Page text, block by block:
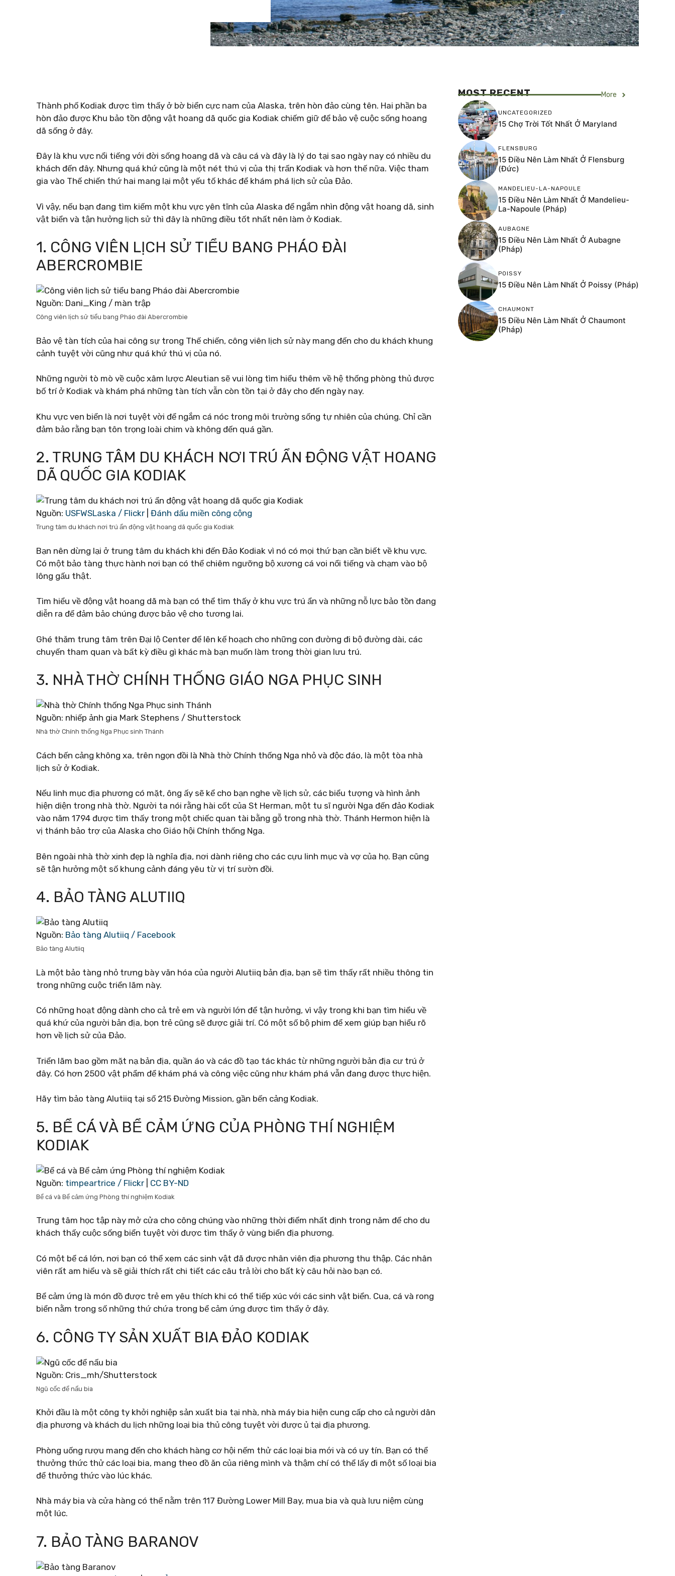
Thành phố Kodiak được tìm thấy ở bờ biển cực nam của Alaska, trên hòn đảo cùng tên. Hai phần ba
hòn đảo được Khu bảo tồn động vật hoang dã quốc gia Kodiak chiếm giữ để bảo vệ cuộc sống hoang
dã sống ở đây.
Đây là khu vực nổi tiếng với đời sống hoang dã và câu cá và đây là lý do tại sao ngày nay có nhiều du
khách đến đây. Nhưng quá khứ cũng là một nét thú vị của thị trấn Kodiak và hơn thế nữa. Việc tham
gia vào Thế chiến thứ hai mang lại một yếu tố khác để khám phá lịch sử của Đảo.
Vì vậy, nếu bạn đang tìm kiếm một khu vực yên tĩnh của Alaska để ngắm nhìn động vật hoang dã, sinh
vật biển và tận hưởng lịch sử thì đây là những điều tốt nhất nên làm ở Kodiak.
1. CÔNG VIÊN LỊCH SỬ TIỂU BANG PHÁO ĐÀI
ABERCROMBIE
Nguồn: Dani_King / màn trập
Công viên lịch sử tiểu bang Pháo đài Abercrombie
Bảo vệ tàn tích của hai công sự trong Thế chiến, công viên lịch sử này mang đến cho du khách khung
cảnh tuyệt vời cũng như quá khứ thú vị của nó.
Những người tò mò về cuộc xâm lược Aleutian sẽ vui lòng tìm hiểu thêm về hệ thống phòng thủ được
bố trí ở Kodiak và khám phá những tàn tích vẫn còn tồn tại ở đây cho đến ngày nay.
Khu vực ven biển là nơi tuyệt vời để ngắm cá nóc trong môi trường sống tự nhiên của chúng. Chỉ cần
đảm bảo rằng bạn tôn trọng loài chim và không đến quá gần.
2. TRUNG TÂM DU KHÁCH NƠI TRÚ ẨN ĐỘNG VẬT HOANG
DÃ QUỐC GIA KODIAK
Nguồn: USFWSLaska / Flickr Đánh dấu miền công cộng
Trung tâm du khách nơi trú ẩn động vật hoang dã quốc gia Kodiak
Bạn nên dừng lại ở trung tâm du khách khi đến Đảo Kodiak vì nó có mọi thứ bạn cần biết về khu vực.
Có một bảo tàng thực hành nơi bạn có thể chiêm ngưỡng bộ xương cá voi nổi tiếng và chạm vào bộ
lông gấu thật.
Tìm hiểu về động vật hoang dã mà bạn có thể tìm thấy ở khu vực trú ẩn và những nỗ lực bảo tồn đang
diễn ra để đảm bảo chúng được bảo vệ cho tương lai.
Ghé thăm trung tâm trên Đại lộ Center để lên kế hoạch cho những con đường đi bộ đường dài, các
chuyến tham quan và bất kỳ điều gì khác mà bạn muốn làm trong thời gian lưu trú.
3. NHÀ THỜ CHÍNH THỐNG GIÁO NGA PHỤC SINH
Nguồn: nhiếp ảnh gia Mark Stephens / Shutterstock
Nhà thờ Chính thống Nga Phục sinh Thánh
Cách bến cảng không xa, trên ngọn đồi là Nhà thờ Chính thống Nga nhỏ và độc đáo, là một tòa nhà
lịch sử ở Kodiak.
Nếu linh mục địa phương có mặt, ông ấy sẽ kể cho bạn nghe về lịch sử, các biểu tượng và hình ảnh
hiện diện trong nhà thờ. Người ta nói rằng hài cốt của St Herman, một tu sĩ người Nga đến đảo Kodiak
vào năm 1794 được tìm thấy trong một chiếc quan tài bằng gỗ trong nhà thờ. Thánh Hermon hiện là
vị thánh bảo trợ của Alaska cho Giáo hội Chính thống Nga.
Bên ngoài nhà thờ xinh đẹp là nghĩa địa, nơi dành riêng cho các cựu linh mục và vợ của họ. Bạn cũng
sẽ tận hưởng một số khung cảnh đáng yêu từ vị trí sườn đồi.
4. BẢO TÀNG ALUTIIQ
Nguồn: Bảo tàng Alutiiq / Facebook
Bảo tàng Alutiiq
Là một bảo tàng nhỏ trưng bày văn hóa của người Alutiiq bản địa, bạn sẽ tìm thấy rất nhiều thông tin
trong những cuộc triển lãm này.
Có những hoạt động dành cho cả trẻ em và người lớn để tận hưởng, vì vậy trong khi bạn tìm hiểu về
quá khứ của người bản địa, bọn trẻ cũng sẽ được giải trí. Có một số bộ phim để xem giúp bạn hiểu rõ
hơn về lịch sử của Đảo.
Triển lãm bao gồm mặt nạ bản địa, quần áo và các đồ tạo tác khác từ những người bản địa cư trú ở
đây. Có hơn 2500 vật phẩm để khám phá và công việc cũng như khám phá vẫn đang được thực hiện.
Hãy tìm bảo tàng Alutiiq tại số 215 Đường Mission, gần bến cảng Kodiak.
5. BỂ CÁ VÀ BỂ CẢM ỨNG CỦA PHÒNG THÍ NGHIỆM
KODIAK
Nguồn: timpeartrice / Flickr CC BY-ND
Bể cá và Bể cảm ứng Phòng thí nghiệm Kodiak
Trung tâm học tập này mở cửa cho công chúng vào những thời điểm nhất định trong năm để cho du
khách thấy cuộc sống biển tuyệt vời được tìm thấy ở vùng biển địa phương.
Có một bể cá lớn, nơi bạn có thể xem các sinh vật đã được nhân viên địa phương thu thập. Các nhân
viên rất am hiểu và sẽ giải thích rất chi tiết các câu trả lời cho bất kỳ câu hỏi nào bạn có.
Bể cảm ứng là món đồ được trẻ em yêu thích khi có thể tiếp xúc với các sinh vật biển. Cua, cá và rong
biển nằm trong số những thứ chứa trong bể cảm ứng được tìm thấy ở đây.
6. CÔNG TY SẢN XUẤT BIA ĐẢO KODIAK
Nguồn: Cris_mh/Shutterstock
Ngũ cốc để nấu bia
Khởi đầu là một công ty khởi nghiệp sản xuất bia tại nhà, nhà máy bia hiện cung cấp cho cả người dân
địa phương và khách du lịch những loại bia thủ công tuyệt vời được ủ tại địa phương.
Phòng uống rượu mang đến cho khách hàng cơ hội nếm thử các loại bia mới và có uy tín. Bạn có thể
thưởng thức thử các loại bia, mang theo đồ ăn của riêng mình và thậm chí có thể lấy đi một số loại bia
để thưởng thức vào lúc khác.
Nhà máy bia và cửa hàng có thể nằm trên 117 Đường Lower Mill Bay, mua bia và quà lưu niệm cùng
một lúc.
7. BẢO TÀNG BARANOV
MOST RECENT More
UNCATEGORIZED
15 Chợ Trời Tốt Nhất Ở Maryland
FLENSBURG
15 Điều Nên Làm Nhất Ở Flensburg
(Đức)
MANDELIEU-LA-NAPOULE
15 Điều Nên Làm Nhất Ở Mandelieu-
La-Napoule (Pháp)
AUBAGNE
15 Điều Nên Làm Nhất Ở Aubagne
(Pháp)
POISSY
15 Điều Nên Làm Nhất Ở Poissy (Pháp)
CHAUMONT
15 Điều Nên Làm Nhất Ở Chaumont
(Pháp)